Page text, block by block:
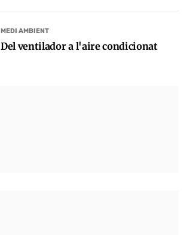
MEDI AMBIENT
Del ventilador a l'aire condicionat